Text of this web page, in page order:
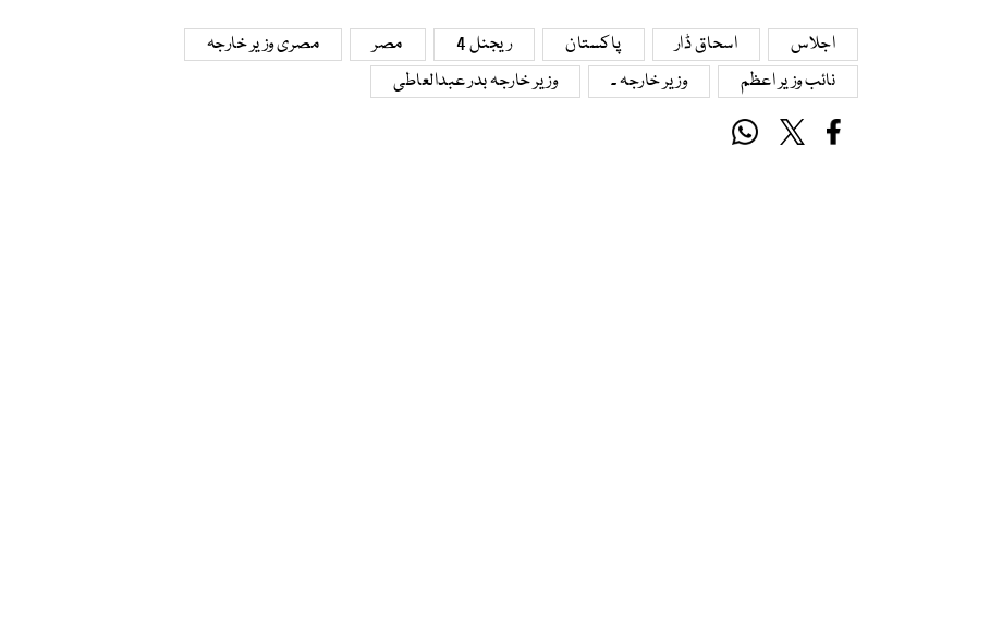
اجلاس اسحاق ڈار پاکستان ریجنل 4 مصر
مصری وزیر خارجہ
نائب وزیر اعظم
وزیر خارجہ ۔ وزیر خارجہ بدر عبدالعاطی